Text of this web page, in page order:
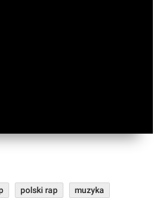
polski rap muzyka